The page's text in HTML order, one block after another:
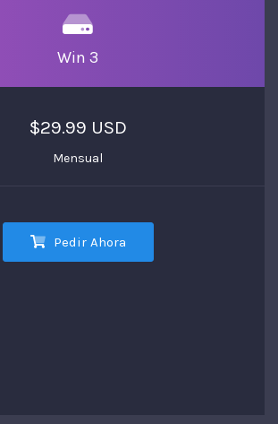
Win 3
$29.99 USD
Mensual
Pedir Ahora